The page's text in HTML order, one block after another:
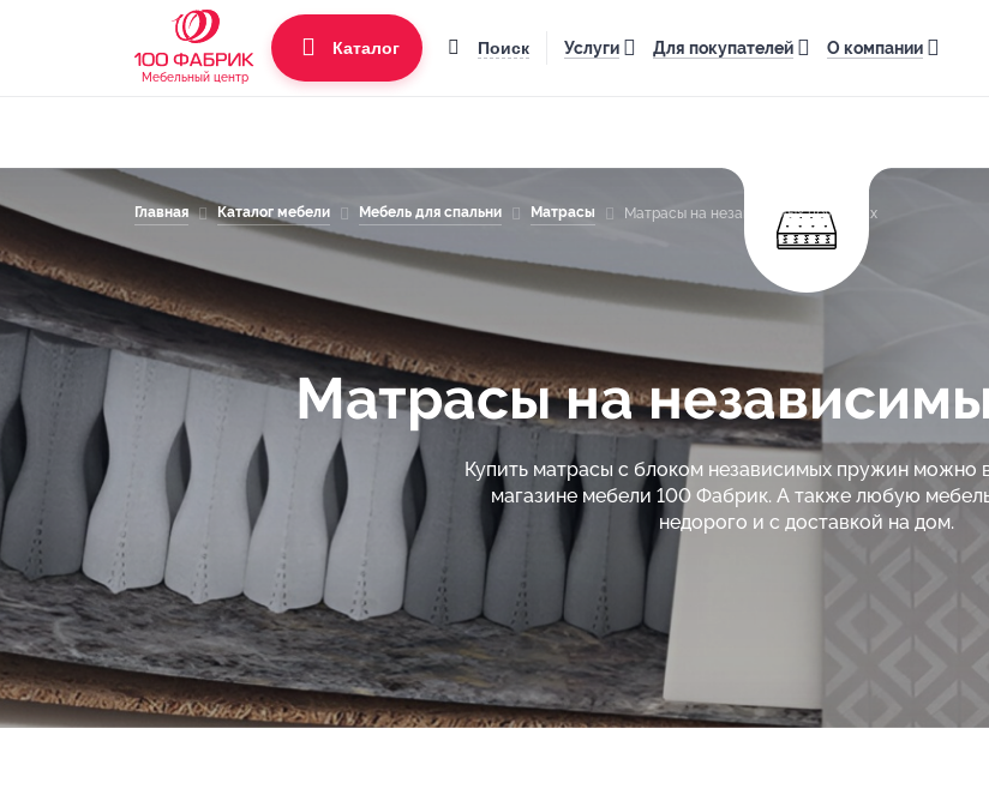
Мебельный центр
Каталог Поиск Услуги Для покупателей О компании
Главная Каталог мебели Мебель для спальни Матрасы Матрасы на независимых пружинах
Матрасы на
Купить матрасы с блоком независимых пружин можно
магазине мебели 100 Фабрик. А также любую
недорого и с доставкой на дом.